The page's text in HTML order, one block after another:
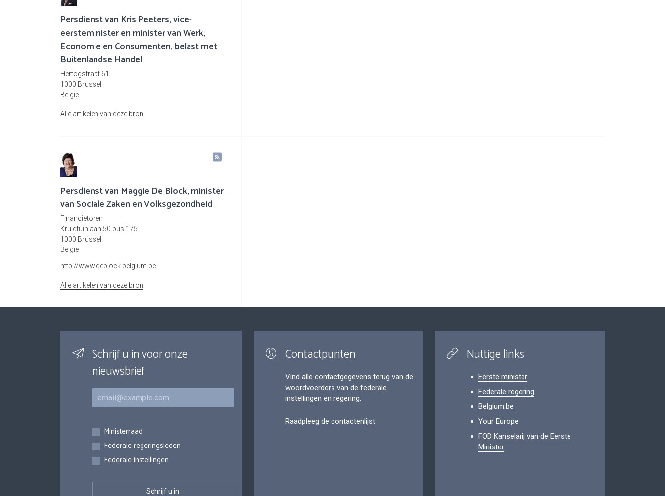
Persdienst van Kris Peeters, vice-
eersteminister en minister van Werk,
Economie en Consumenten, belast met
Buitenlandse Handel
Hertogstraat 61
1000 Brussel
België
Alle artikelen van deze bron
Persdienst van Maggie De Block, minister
van Sociale Zaken en Volksgezondheid
Financietoren
Kruidtuinlaan 50 bus 175
1000 Brussel
België
http://www.deblock.belgium.be
Alle artikelen van deze bron
Schrijf u in voor onze
nieuwsbrief
E-mail
Inschrijvingen
Ministerraad
Federale regeringsleden
Federale instellingen
Contactpunten
Vind alle contactgegevens terug van de
woordvoerders van de federale
instellingen en regering.
Raadpleeg de contactenlijst
Nuttige links
Eerste minister
Federale regering
Belgium.be
Your Europe
FOD Kanselarij van de Eerste
Minister